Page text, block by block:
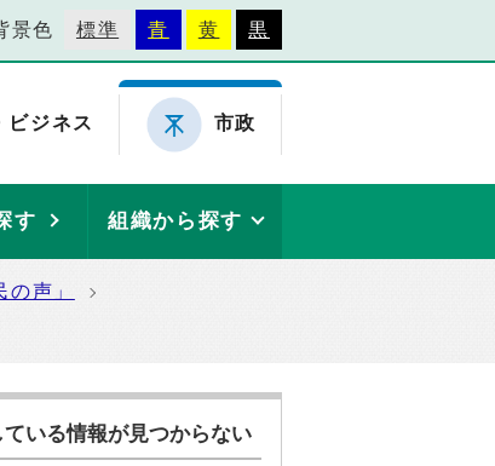
景色 標準 青 黄 黒
ビジネス 市政
す 組織から探す
声」
ている情報が見つからない